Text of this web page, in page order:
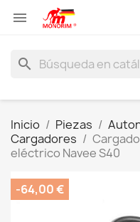

search
Inicio Piezas
Cargadores
eléctrico Navee S40
-64,00 €